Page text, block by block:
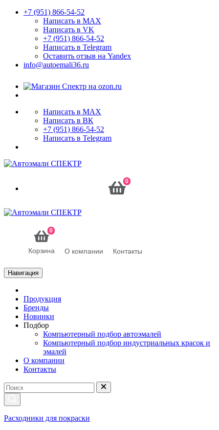
+7 (951) 866-54-52
Написать в MAX
Написать в VK
+7 (951) 866-54-52
Написать в Telegram
Оставить отзыв на Yandex
info@autoemali36.ru
Написать в MAX
Написать в ВК
+7 (951) 866-54-52
Написать в Telegram
0
0
Корзина О компании Контакты
Навигация
Продукция
Бренды
Новинки
Подбор
Компьютерный подбор автоэмалей
Компьютерный подбор индустриальных красок и
эмалей
О компании
Контакты
Расходники для покраски